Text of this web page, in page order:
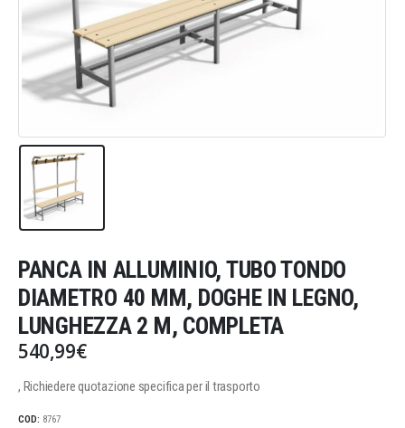
PANCA IN ALLUMINIO, TUBO TONDO
DIAMETRO 40 MM, DOGHE IN LEGNO,
LUNGHEZZA 2 M, COMPLETA
540,99€
, Richiedere quotazione specifica per il trasporto
COD: 8767